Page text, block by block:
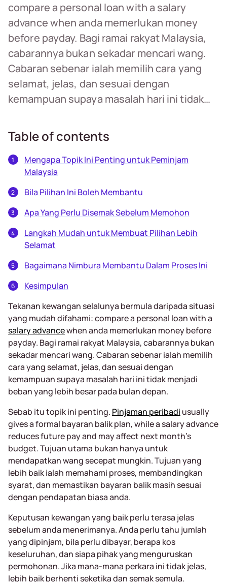
compare a personal loan with a salary
advance when anda memerlukan money
before payday. Bagi ramai rakyat Malaysia,
cabarannya bukan sekadar mencari wang.
Cabaran sebenar ialah memilih cara yang
selamat, jelas, dan sesuai dengan
kemampuan supaya masalah hari ini tidak…
Table of contents
Mengapa Topik Ini Penting untuk Peminjam
Malaysia
Bila Pilihan Ini Boleh Membantu
Apa Yang Perlu Disemak Sebelum Memohon
Langkah Mudah untuk Membuat Pilihan Lebih
Selamat
Bagaimana Nimbura Membantu Dalam Proses Ini
Kesimpulan
Tekanan kewangan selalunya bermula daripada situasi
yang mudah difahami: compare a personal loan with a
salary advancewhen anda memerlukan money before
payday. Bagi ramai rakyat Malaysia, cabarannya bukan
sekadar mencari wang. Cabaran sebenar ialah memilih
cara yang selamat, jelas, dan sesuai dengan
kemampuan supaya masalah hari ini tidak menjadi
beban yang lebih besar pada bulan depan.
Sebab itu topik ini penting. Pinjaman peribadi usually
gives a formal bayaran balik plan, while a salary advance
reduces future pay and may affect next month’s
budget. Tujuan utama bukan hanya untuk
mendapatkan wang secepat mungkin. Tujuan yang
lebih baik ialah memahami proses, membandingkan
syarat, dan memastikan bayaran balik masih sesuai
dengan pendapatan biasa anda.
Keputusan kewangan yang baik perlu terasa jelas
sebelum anda menerimanya. Anda perlu tahu jumlah
yang dipinjam, bila perlu dibayar, berapa kos
keseluruhan, dan siapa pihak yang menguruskan
permohonan. Jika mana-mana perkara ini tidak jelas,
lebih baik berhenti seketika dan semak semula.